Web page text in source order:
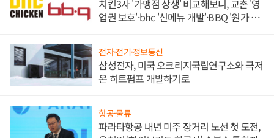
치킨3사 '가맹점 상생' 비교해보니, 교촌 '영
업권 보호'·bhc '신메뉴 개발'·BBQ '원가 부
전자·전기·정보통신
삼성전자, 미국 오크리지국립연구소와 극저
온 히트펌프 개발하기로
항공·물류
파라타항공 내년 미주 장거리 노선 첫 도전,